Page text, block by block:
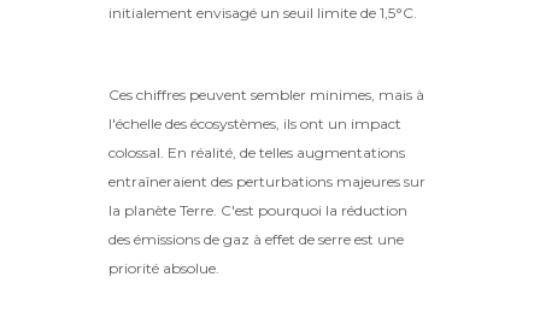
initialement envisagé un seuil limite de 1,5°C.
Ces chiffres peuvent sembler minimes, mais à
l'échelle des écosystèmes, ils ont un impact
colossal. En réalité, de telles augmentations
entraîneraient des perturbations majeures sur
la planète Terre. C'est pourquoi la réduction
des émissions de gaz à effet de serre est une
priorité absolue.